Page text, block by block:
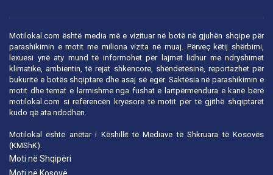
Motilokal.com është media më e vizituar në botë në gjuhën shqipe për
parashikimin e motit me miliona vizita në muaj. Përveç këtij shërbimi,
lexuesi ynë aty mund të informohet për lajmet lidhur me ndryshimet
klimatike, ambientin, të rejat shkencore, shëndetësinë, reportazhet për
bukuritë e botës shqiptare dhe asaj së egër. Saktësia në parashikimin e
motit dhe temat e larmishme nga fushat e lartpërmendura e kanë bërë
motilokal.com si referencën kryesore të motit për të gjithë shqiptarët
kudo që ata ndodhen.
Motilokal është anëtar i Këshillit të Mediave të Shkruara të Kosovës
(KMShK).
Moti në Shqipëri